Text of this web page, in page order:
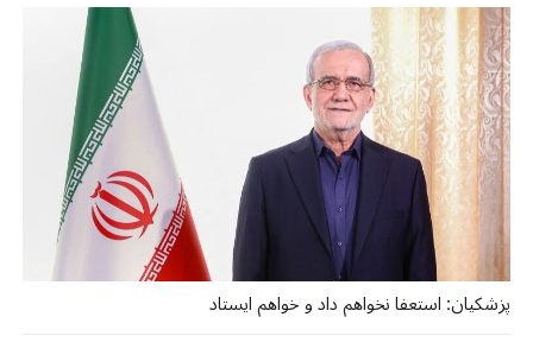
پزشکیان: استعفا نخواهم داد و خواهم ایستاد